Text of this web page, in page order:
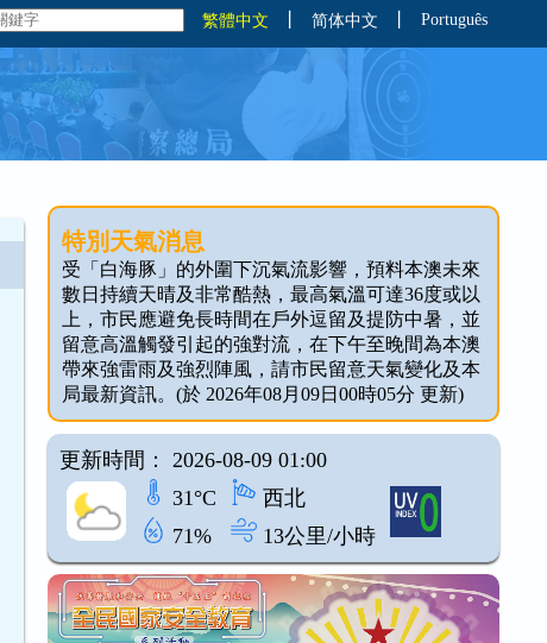
繁體中文 简体中文 Português
特別天氣消息
受「白海豚」的外圍下沉氣流影響，預料本澳未來
數日持續天晴及非常酷熱，最高氣溫可達36度或以
上，市民應避免長時間在戶外逗留及提防中暑，並
留意高溫觸發引起的強對流，在下午至晚間為本澳
帶來強雷雨及強烈陣風，請市民留意天氣變化及本
局最新資訊。(於 2026年08月09日00時05分 更新)
更新時間： 2026-08-09 01:00
31°C
西北
71%
13公里/小時